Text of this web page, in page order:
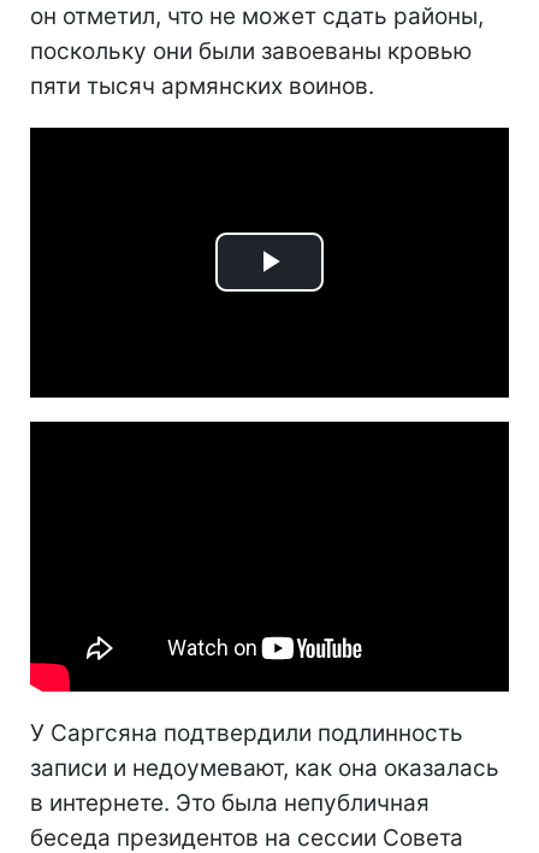
он отметил, что не может сдать районы,
поскольку они были завоеваны кровью
пяти тысяч армянских воинов.
Play
У Саргсяна подтвердили подлинность
записи и недоумевают, как она оказалась
в интернете. Это была непубличная
беседа президентов на сессии Совета